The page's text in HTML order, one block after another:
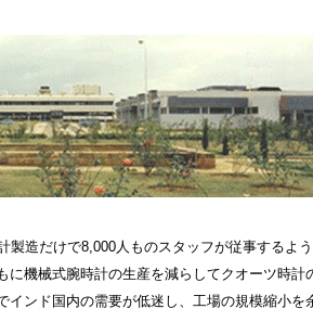
造だけで8,000人ものスタッフが従事するよ
機械式腕時計の生産を減らしてクオーツ時計
ンド国内の需要が低迷し、工場の規模縮小を